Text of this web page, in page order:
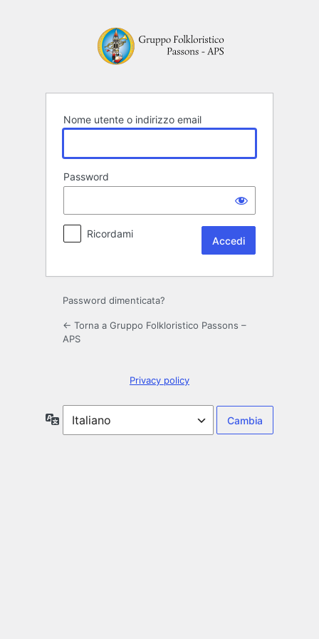
Nome utente o indirizzo email
Password
Ricordami
Password dimenticata?
← Torna a Gruppo Folkloristico Passons –
APS
Privacy policy
Lingua